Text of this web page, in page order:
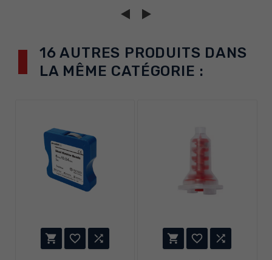
16 AUTRES PRODUITS DANS
LA MÊME CATÉGORIE :
     